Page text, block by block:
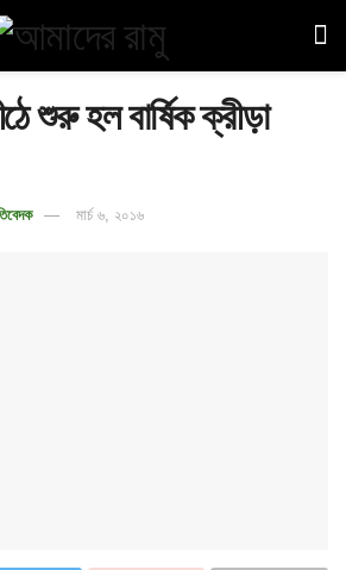
শুরু হল বার্ষিক ক্রীড়া
মার্চ ৬, ২০১৬